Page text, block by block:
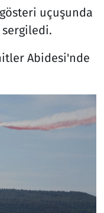
uçuşunda
Abidesi'nde